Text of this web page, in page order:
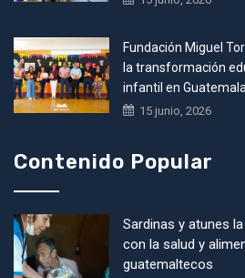
Fundación Miguel
la transformación
infantil en Guatemala
15 junio, 2026
Contenido Popular
Sardinas y atunes
con la salud y
guatemaltecos